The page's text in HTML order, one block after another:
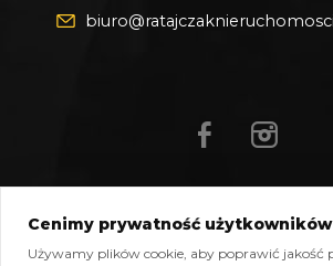
Cenimy prywatność użytkowników
Używamy plików cookie, aby poprawić jakość